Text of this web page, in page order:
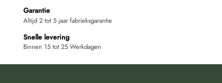
Garantie
Altijd 2 tot 5 jaar fabrieksgarantie
Snelle levering
Binnen 15 tot 25 Werkdagen